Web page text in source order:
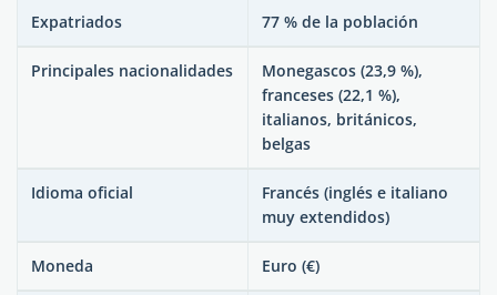
Expatriados 77 % de la población
Principales nacionalidades
Monegascos (23,9 %),
franceses (22,1 %),
italianos, británicos,
belgas
Idioma oficial
Francés (inglés e italiano
muy extendidos)
Moneda Euro (€)